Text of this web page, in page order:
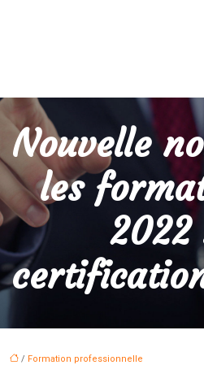
Nouvelle
les
2022
/ Formation professionnelle